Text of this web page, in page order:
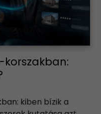
kiben bízik a